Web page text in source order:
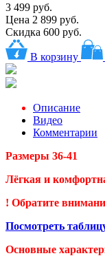
3 499 руб.
Цена 2 899 руб.
Скидка 600 руб.
В корзину
Описание
Видео
Комментарии
Размеры 36-41
Лёгкая и
! Обратите
Посмотреть
Основные